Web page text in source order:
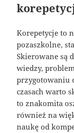
Korepetycje to
pozaszkolne,
Skierowane są
wiedzy,
przygotowaniu
czasach warto
to znakomita
również na
naukę od